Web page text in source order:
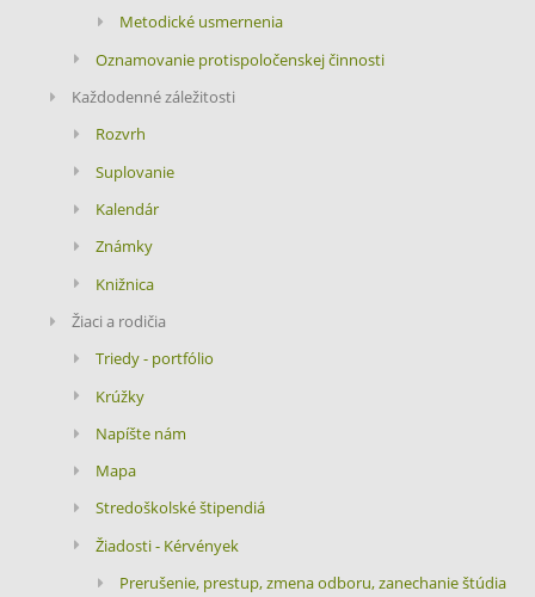
Metodické usmernenia
Oznamovanie protispoločenskej činnosti
Každodenné záležitosti
Rozvrh
Suplovanie
Kalendár
Známky
Knižnica
Žiaci a rodičia
Triedy - portfólio
Krúžky
Napíšte nám
Mapa
Stredoškolské štipendiá
Žiadosti - Kérvények
Prerušenie, prestup, zmena odboru, zanechanie štúdia